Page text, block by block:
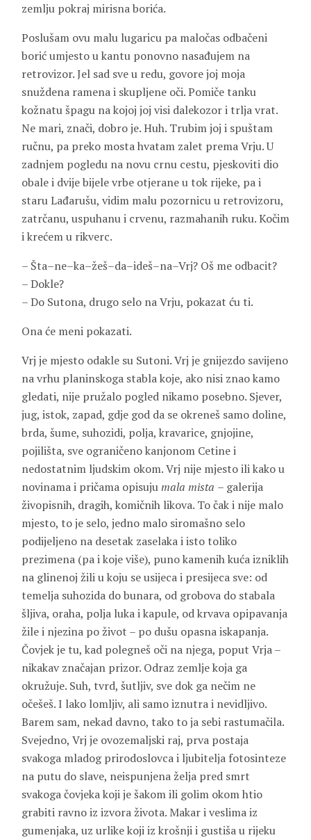
zemlju pokraj mirisna borića.
Poslušam ovu malu lugaricu pa maločas odbačeni
borić umjesto u kantu ponovno nasađujem na
retrovizor. Jel sad sve u redu, govore joj moja
snuždena ramena i skupljene oči. Pomiče tanku
kožnatu špagu na kojoj joj visi dalekozor i trlja vrat.
Ne mari, znači, dobro je. Huh. Trubim joj i spuštam
ručnu, pa preko mosta hvatam zalet prema Vrju. U
zadnjem pogledu na novu crnu cestu, pjeskoviti dio
obale i dvije bijele vrbe otjerane u tok rijeke, pa i
staru Lađarušu, vidim malu pozornicu u retrovizoru,
zatrčanu, uspuhanu i crvenu, razmahanih ruku. Kočim
i krećem u rikverc.
– Šta–ne–ka–žeš–da–ideš–na–Vrj? Oš me odbacit?
– Dokle?
– Do Sutona, drugo selo na Vrju, pokazat ću ti.
Ona će meni pokazati.
Vrj je mjesto odakle su Sutoni. Vrj je gnijezdo savijeno
na vrhu planinskoga stabla koje, ako nisi znao kamo
gledati, nije pružalo pogled nikamo posebno. Sjever,
jug, istok, zapad, gdje god da se okreneš samo doline,
brda, šume, suhozidi, polja, kravarice, gnjojine,
pojilišta, sve ograničeno kanjonom Cetine i
nedostatnim ljudskim okom. Vrj nije mjesto ili kako u
novinama i pričama opisujumala mista – galerija
živopisnih, dragih, komičnih likova. To čak i nije malo
mjesto, to je selo, jedno malo siromašno selo
podijeljeno na desetak zaselaka i isto toliko
prezimena (pa i koje više), puno kamenih kuća izniklih
na glinenoj žili u koju se usijeca i presijeca sve: od
temelja suhozida do bunara, od grobova do stabala
šljiva, oraha, polja luka i kapule, od krvava opipavanja
žile i njezina po život – po dušu opasna iskapanja.
Čovjek je tu, kad polegneš oči na njega, poput Vrja –
nikakav značajan prizor. Odraz zemlje koja ga
okružuje. Suh, tvrd, šutljiv, sve dok ga nečim ne
očešeš. I lako lomljiv, ali samo iznutra i nevidljivo.
Barem sam, nekad davno, tako to ja sebi rastumačila.
Svejedno, Vrj je ovozemaljski raj, prva postaja
svakoga mladog prirodoslovca i ljubitelja fotosinteze
na putu do slave, neispunjena želja pred smrt
svakoga čovjeka koji je šakom ili golim okom htio
grabiti ravno iz izvora života. Makar i veslima iz
gumenjaka, uz urlike koji iz krošnji i gustiša u rijeku